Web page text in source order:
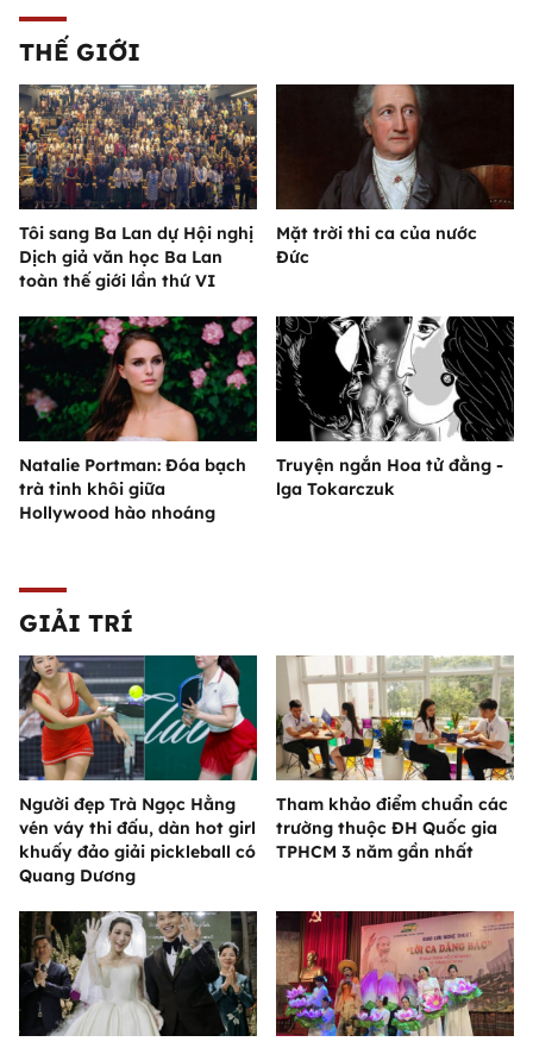
THẾ GIỚI
Tôi sang Ba Lan dự Hội nghị
Dịch giả văn học Ba Lan
toàn thế giới lần thứ VI
Mặt trời thi ca của nước
Đức
Natalie Portman: Đóa bạch
trà tinh khôi giữa
Hollywood hào nhoáng
Truyện ngắn Hoa tử đằng -
lga Tokarczuk
GIẢI TRÍ
Người đẹp Trà Ngọc Hằng
vén váy thi đấu, dàn hot girl
khuấy đảo giải pickleball có
Quang Dương
Tham khảo điểm chuẩn các
trường thuộc ĐH Quốc gia
TPHCM 3 năm gần nhất